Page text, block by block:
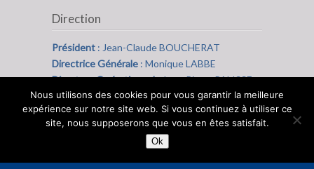
Direction
Président : Jean-Claude BOUCHERAT
Directrice Générale : Monique LABBE
Directeur Opérationnel: Jean-Pierre PALISSE
Nous utilisons des cookies pour vous garantir la meilleure
expérience sur notre site web. Si vous continuez à utiliser ce
site, nous supposerons que vous en êtes satisfait.
Ok